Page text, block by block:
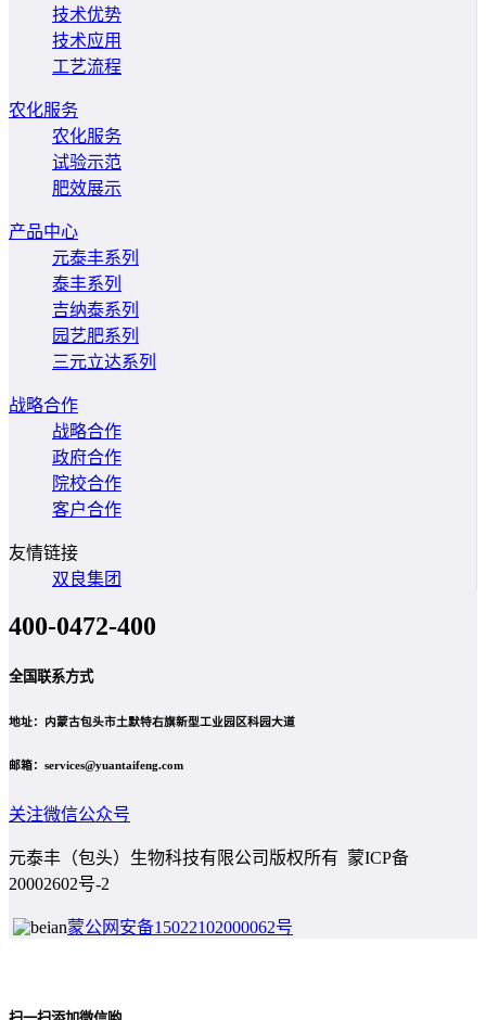
技术优势
技术应用
工艺流程
农化服务
农化服务
试验示范
肥效展示
产品中心
元泰丰系列
泰丰系列
吉纳泰系列
园艺肥系列
三元立达系列
战略合作
战略合作
政府合作
院校合作
客户合作
友情链接
双良集团
400-0472-400
全国联系方式
地址：内蒙古包头市土默特右旗新型工业园区科园大道
邮箱：services@yuantaifeng.com
关注微信公众号
元泰丰（包头）生物科技有限公司版权所有 蒙ICP备
20002602号-2
蒙公网安备15022102000062号